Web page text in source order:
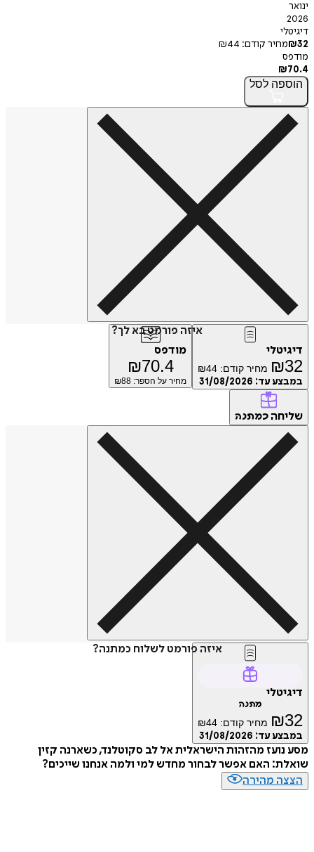
ינואר
2026
דיגיטלי
₪32 מחיר קודם: ₪44
מודפס
₪70.4
הוספה לסל
איזה פורמט בא לך?
דיגיטלי
₪32 מחיר קודם: ₪44
במבצע עד: 31/08/2026
מודפס
₪70.4
מחיר על הספר: ₪ 88
שליחה כמתנה
איזה פורמט לשלוח כמתנה?
דיגיטלי
מתנה
₪32 מחיר קודם: ₪44
במבצע עד: 31/08/2026
מסע נועז מהזהות הישראלית אל לב סקוטלנד, כשארנה קזין
שואלת: האם אפשר לבחור מחדש למי ולמה אנחנו שייכים?
הצצה מהירה